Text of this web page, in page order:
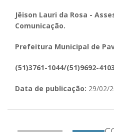
Jêison Lauri da Rosa -
Comunicação.
Prefeitura Municipal de
(51)3761-1044/(51)9692-
Data de publicação: 29/02/